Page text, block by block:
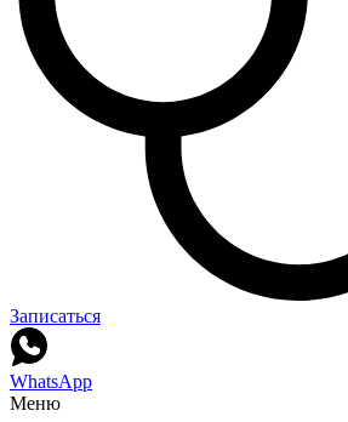
Записаться
WhatsApp
Меню